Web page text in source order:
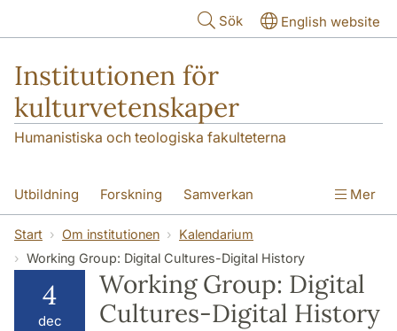
Sök English website
Institutionen för
kulturvetenskaper
Humanistiska och teologiska fakulteterna
Utbildning Forskning Samverkan
Om institutionen Kontakt
Mer
Start Om institutionen
Kalendarium
Working Group: Digital Cultures-Digital History
4
dec
Working Group: Digital
Cultures-Digital History